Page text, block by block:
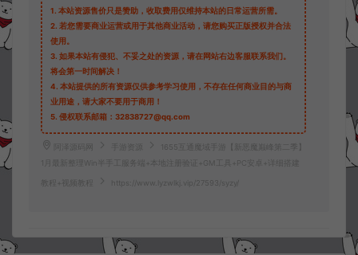
1. 本站资源售价只是赞助，收取费用仅维持本站的日常运营所需。
2. 若您需要商业运营或用于其他商业活动，请您购买正版授权并合法
使用。
3. 如果本站有侵犯、不妥之处的资源，请在网站右边客服联系我们。
将会第一时间解决！
4. 本站提供的所有资源仅供参考学习使用，不存在任何商业目的与商
业用途，请大家不要用于商用！
5. 侵权联系邮箱：32838727@qq.com
阿泽源码网 手游资源
1655互通魔域手游【新恶魔巅峰第二季】
1月最新整理Win半手工服务端+本地注册验证+GM工具+PC安卓+详细搭建
教程+视频教程 https://www.lyzwlkj.vip/27593/syzy/